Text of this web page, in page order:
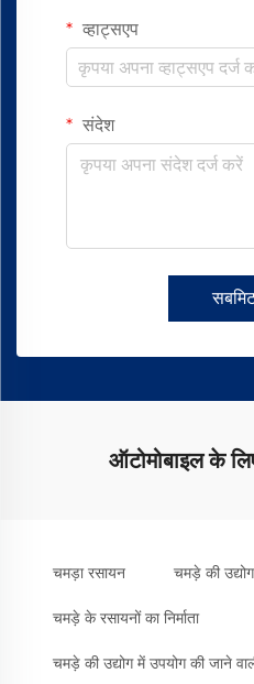
व्हाट्सएप
संदेश
ऑटोमोबाइल के
चमड़ा रसायन चमड़े की
चमड़े के रसायनों का निर्माता
चमड़े की उद्योग में उपयोग की जाने